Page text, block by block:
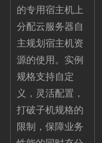
的专用宿主机上
分配云服务器自
主规划宿主机资
源的使用。实例
规格支持自定
义，灵活配置，
打破子机规格的
限制，保障业务